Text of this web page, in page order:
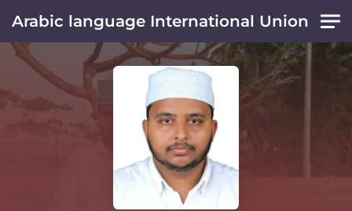
Arabic language International Union